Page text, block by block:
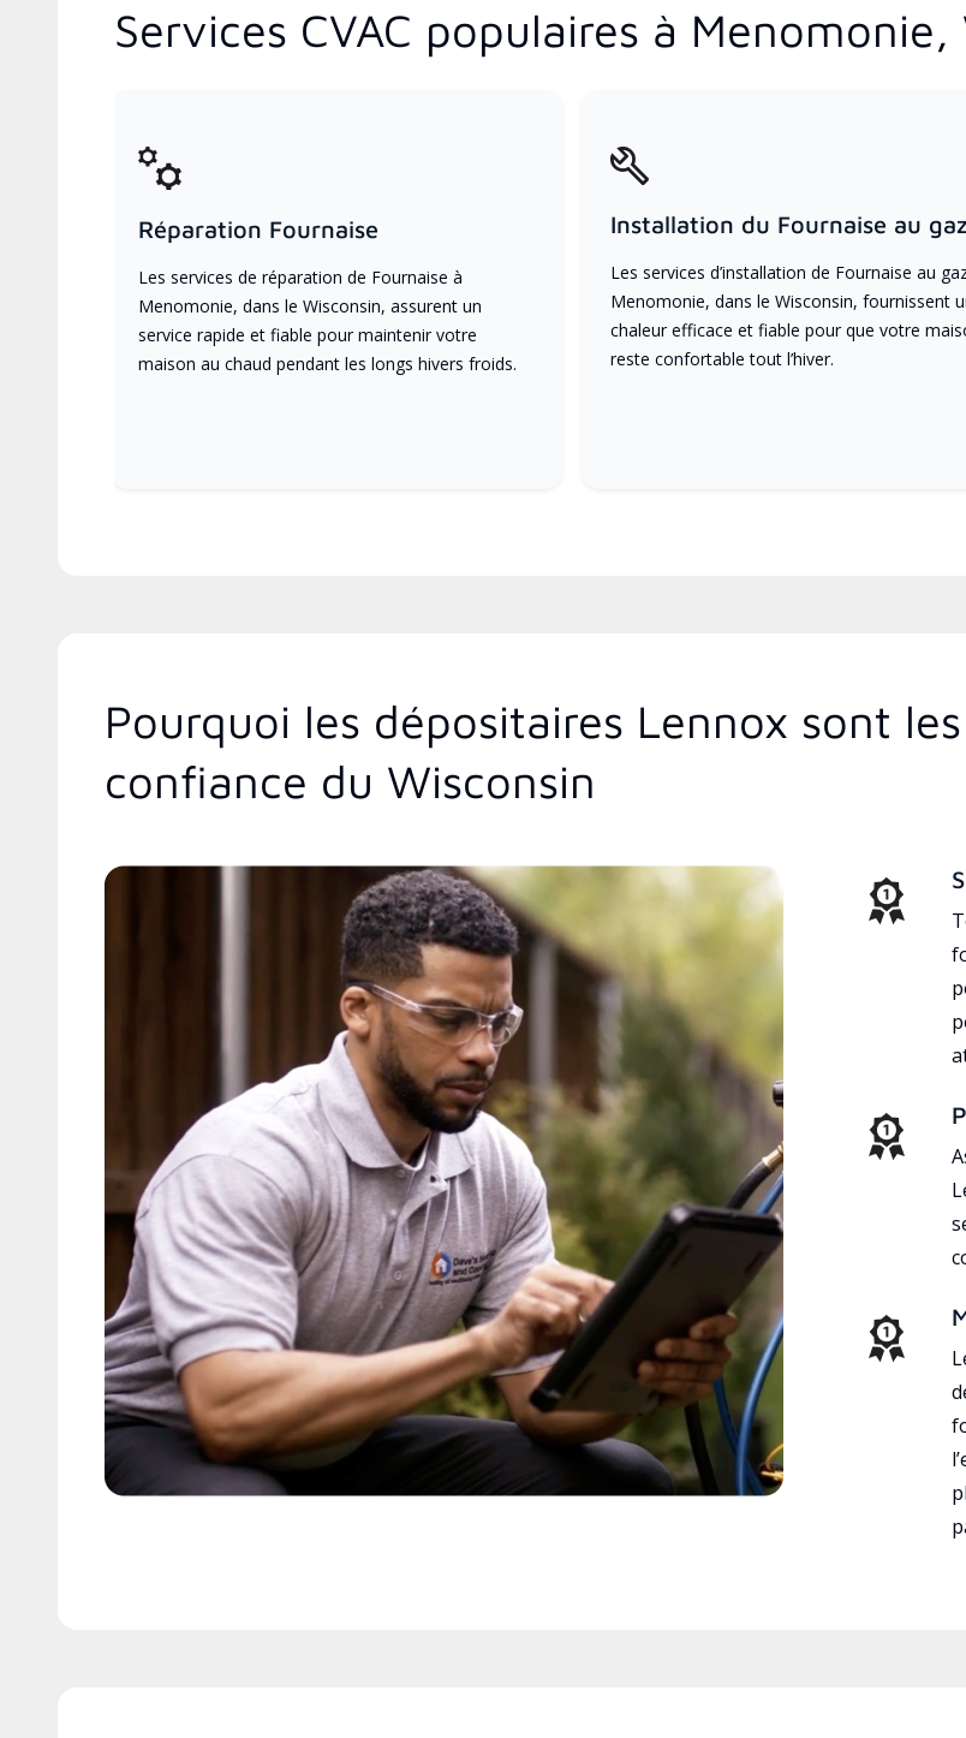
Services CVAC populaires à Menomonie,
Réparation Fournaise
Les services de réparation de Fournaise à
Menomonie, dans le Wisconsin, assurent un
service rapide et fiable pour maintenir votre
maison au chaud pendant les longs hivers froids.
Installation du Fournaise au gaz
Les services d’installation de Fournaise au
Menomonie, dans le Wisconsin, fournissent
chaleur efficace et fiable pour que votre
reste confortable tout l’hiver.
Pourquoi les dépositaires Lennox sont
confiance du Wisconsin